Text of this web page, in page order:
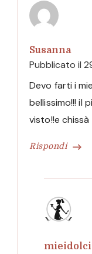
Susanna
Pubblicato il
Rispondi
Devo farti i
bellissimo!!! il
visto!!e